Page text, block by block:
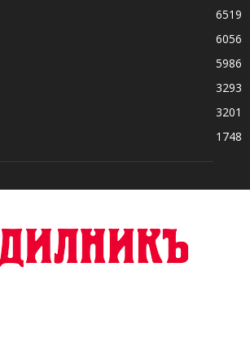
6519
6056
5986
3293
3201
1748